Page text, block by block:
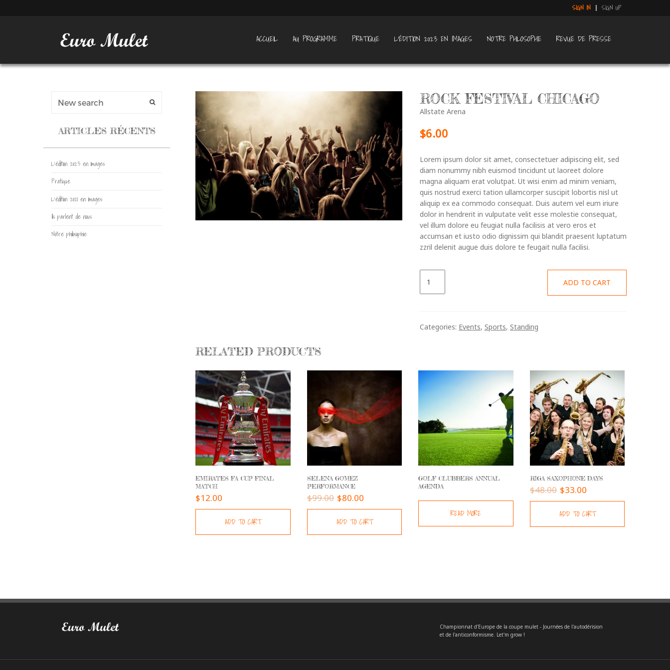
SIGN IN SIGN UP
ACCUEIL AU PROGRAMME PRATIQUE L’ÉDITION 2023 EN IMAGES NOTRE PHILOSOPHIE REVUE DE PRESSE
ROCK FESTIVAL CHICAGO
Allstate Arena
$6.00
Lorem ipsum dolor sit amet, consectetuer adipiscing elit, sed
diam nonummy nibh euismod tincidunt ut laoreet dolore
magna aliquam erat volutpat. Ut wisi enim ad minim veniam,
quis nostrud exerci tation ullamcorper suscipit lobortis nisl ut
aliquip ex ea commodo consequat. Duis autem vel eum iriure
dolor in hendrerit in vulputate velit esse molestie consequat,
vel illum dolore eu feugiat nulla facilisis at vero eros et
accumsan et iusto odio dignissim qui blandit praesent luptatum
zzril delenit augue duis dolore te feugait nulla facilisi.
Rock
Festival
Chicago ADD TO CART
Categories: Events, Sports, Standing
RELATED PRODUCTS
EMIRATES FA CUP FINAL
MATCH
$12.00
ADD TO CART
SELENA GOMEZ
PERFORMANCE
$99.00 $80.00
ADD TO CART
GOLF CLUBBERS ANNUAL
AGENDA
READ MORE
RIGA SAXOPHONE DAYS
$48.00 $33.00
ADD TO CART
ARTICLES RÉCENTS
L’édition 2023 en images
Pratique
L’édition 2021 en images
Ils parlent de nous
Notre philosophie
Championnat d'Europe de la coupe mulet - Journées de l'autodérision
et de l'anticonformisme. Let'm grow !